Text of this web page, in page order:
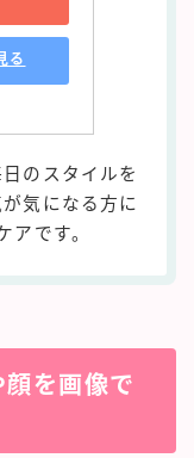
る
のスタイルを
気になる方に
アです。
を画像で